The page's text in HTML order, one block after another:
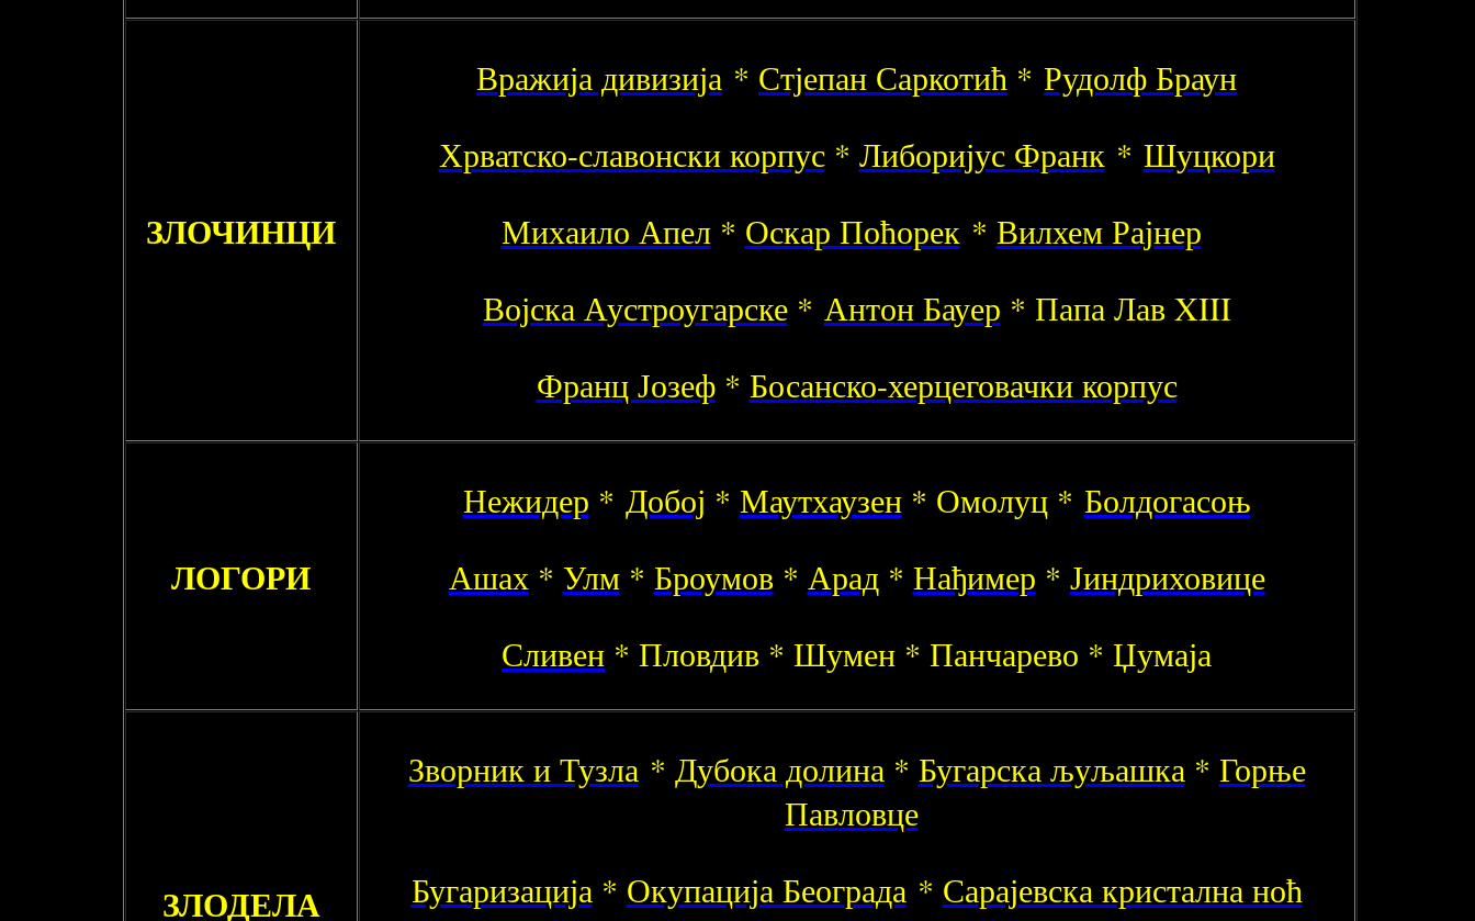
ЗЛОЧИНЦИ
Вражија дивизија * Стјепан Саркотић * Рудолф Браун
Хрватско-славонски корпус* Либоријус Франк * Шуцкори
Михаило Апел* Оскар Поћорек * Вилхем Рајнер
Војска Аустроугарске* Антон Бауер * Папа Лав XIII
Франц Јозеф* Босанско-херцеговачки корпус
ЛОГОРИ
Нежидер * Добој * Маутхаузен* Омолуц * Болдогасоњ
Ашах * Улм* Броумов * Арад * Нађимер * Јиндриховице
Сливен * Пловдив * Шумен * Панчарево * Џумаја
ЗЛОДЕЛА
Зворник и Тузла * Дубока долина * Бугарска љуљашка * Горње
Павловце
Бугаризација * Окупација Београда * Сарајевска кристална ноћ